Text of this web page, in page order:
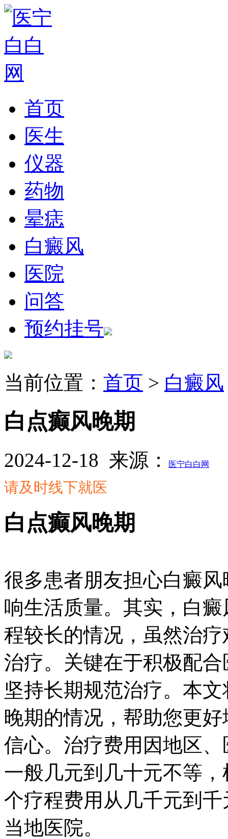
首页
医生
仪器
药物
晕痣
白癜风
医院
问答
预约挂号
当前位置： 首页 > 白癜风
白点癫风晚期
2024-12-18 来源： 医宁白白网
请及时线下就医
白点癫风晚期
很多患者朋友担心白癜
响生活质量。其实，白
程较长的情况，虽然治
治疗。关键在于积极配
坚持长期规范治疗。本
晚期的情况，帮助您更
信心。治疗费用因地区
一般几元到几十元不等
个疗程费用从几千元到
当地医院。